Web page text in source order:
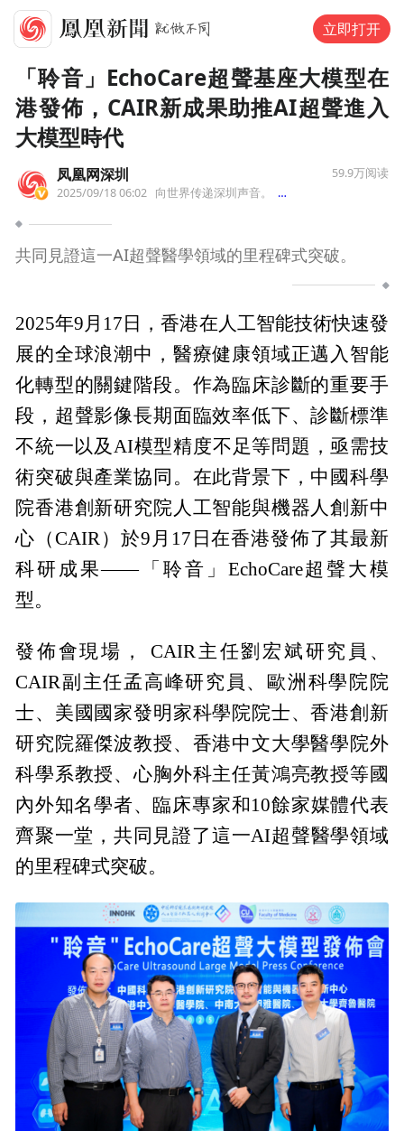
立即打开
「聆音」EchoCare超聲基座大模型在
港發佈，CAIR新成果助推AI超聲進入
大模型時代
凤凰网深圳
2025/09/18 06:02 向世界传递深圳声音。 来自广东省
59.9万阅读
共同見證這一AI超聲醫學領域的里程碑式突破。
2025年9月17日，香港在人工智能技術快速發
展的全球浪潮中，醫療健康領域正邁入智能
化轉型的關鍵階段。作為臨床診斷的重要手
段，超聲影像長期面臨效率低下、診斷標準
不統一以及AI模型精度不足等問題，亟需技
術突破與產業協同。在此背景下，中國科學
院香港創新研究院人工智能與機器人創新中
心（CAIR）於9月17日在香港發佈了其最新
科研成果——「聆音」EchoCare超聲大模
型。
發佈會現場， CAIR主任劉宏斌研究員、
CAIR副主任孟高峰研究員、歐洲科學院院
士、美國國家發明家科學院院士、香港創新
研究院羅傑波教授、香港中文大學醫學院外
科學系教授、心胸外科主任黃鴻亮教授等國
內外知名學者、臨床專家和10餘家媒體代表
齊聚一堂，共同見證了這一AI超聲醫學領域
的里程碑式突破。